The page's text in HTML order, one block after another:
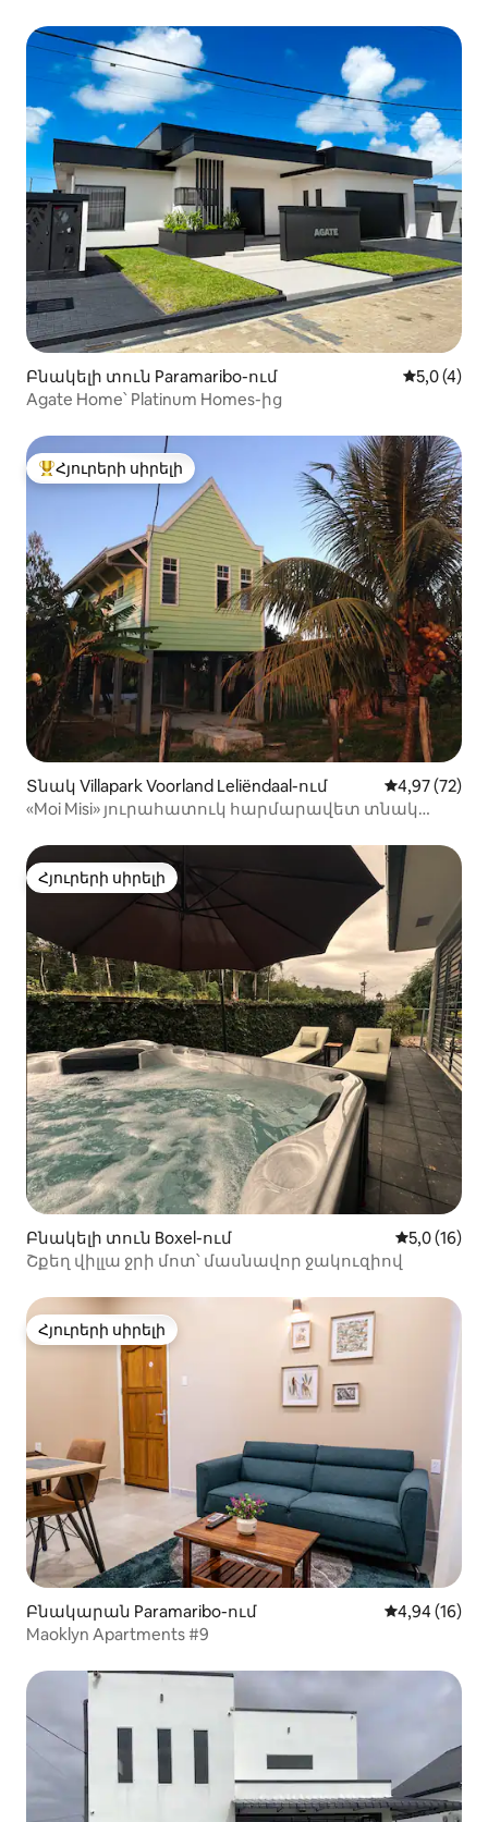
Բնակելի տուն Paramaribo-ում Միջին
5,0 (4)
Agate Home՝ Platinum Homes-ից
Հյուրերի սիրելի լավագույն տները
Հյուրերի սիրելի
Տնակ Villapark Voorland Leliëndaal-ում Միջին
4,97 (72)
«Moi Misi» յուրահատուկ հարմարավետ տնակ
Հյուրերի սիրելի
Հյուրերի սիրելի
Բնակելի տուն Boxel-ում Միջին
5,0 (16)
Շքեղ վիլլա ջրի մոտ՝ մասնավոր ջակուզիով
Հյուրերի սիրելի
Հյուրերի սիրելի
Բնակարան Paramaribo-ում Միջին
4,94 (16)
Maoklyn Apartments #9